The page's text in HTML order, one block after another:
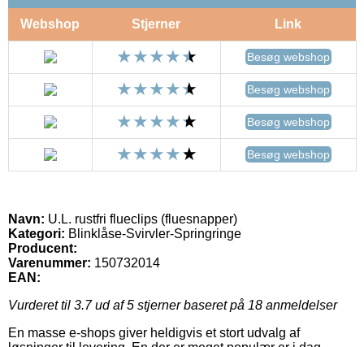
Webshop Stjerner Link
Besøg webshop
Besøg webshop
Besøg webshop
Besøg webshop
Navn: U.L. rustfri flueclips (fluesnapper)
Kategori: Blinklåse-Svirvler-Springringe
Producent:
Varenummer: 150732014
EAN:
Vurderet til 3.7ud af 5 stjerner baseret på 18 anmeldelser
En masse e-shops giver heldigvis et stort udvalg af